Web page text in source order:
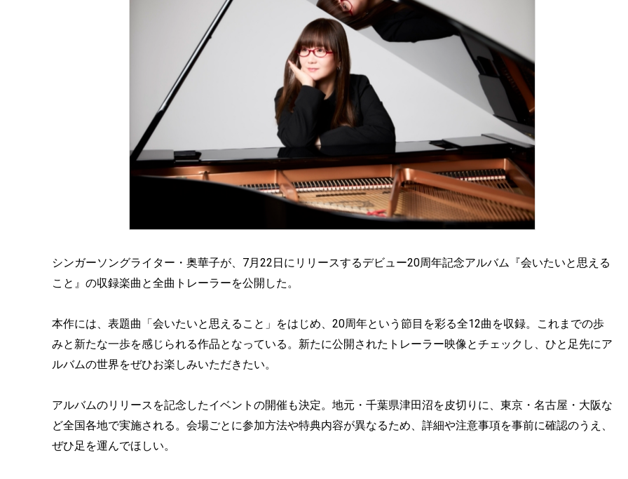
シンガーソングライター・奥華子が、7月22日にリリースするデビュー20周年記念アルバム『会いたいと思える
こと』の収録楽曲と全曲トレーラーを公開した。
本作には、表題曲「会いたいと思えること」をはじめ、20周年という節目を彩る全12曲を収録。これまでの歩
みと新たな一歩を感じられる作品となっている。新たに公開されたトレーラー映像とチェックし、ひと足先にア
ルバムの世界をぜひお楽しみいただきたい。
アルバムのリリースを記念したイベントの開催も決定。地元・千葉県津田沼を皮切りに、東京・名古屋・大阪な
ど全国各地で実施される。会場ごとに参加方法や特典内容が異なるため、詳細や注意事項を事前に確認のうえ、
ぜひ足を運んでほしい。